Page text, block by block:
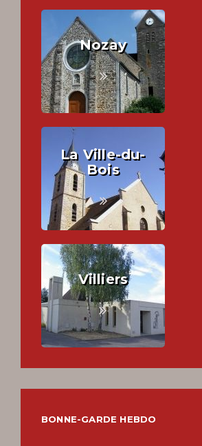
Nozay
La Ville-du-
Bois
Villiers
BONNE-GARDE HEBDO